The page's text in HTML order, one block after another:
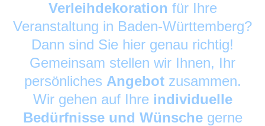
Verleihdekoration für Ihre
Veranstaltung in Baden-Württemberg?
Dann sind Sie hier genau richtig!
Gemeinsam stellen wir Ihnen, Ihr
persönliches Angebot zusammen.
Wir gehen auf Ihre individuelle
Bedürfnisse und Wünschegerne